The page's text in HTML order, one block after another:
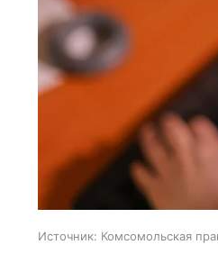
Источник: Комсомольская